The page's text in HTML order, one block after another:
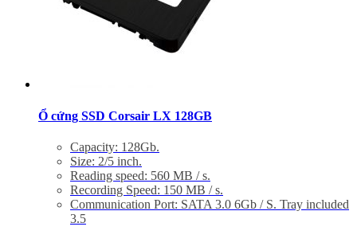
Ổ cứng SSD Corsair LX 128GB
Capacity: 128Gb.
Size: 2/5 inch.
Reading speed: 560 MB / s.
Recording Speed: 150 MB / s.
Communication Port: SATA 3.0 6Gb / S. Tray included
3.5